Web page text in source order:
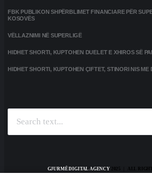
FBK PUBLIKON SHPËRBLIMET FINANCIARE PËR
KOSOVËS
VËLLAZNIMI NË SUPERLIGË
HIDHET SHORTI, KUPTOHEN DUELET E XHIROS SË
HIDHET SHORTI, KUPTOHEN ÇIFTET, STINORI NIS ME
GJURMË DIGITAL AGENCY2025 | ALL